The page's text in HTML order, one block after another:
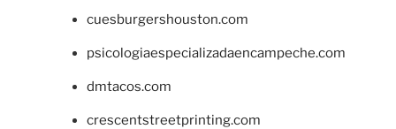
cuesburgershouston.com
psicologiaespecializadaencampeche.com
dmtacos.com
crescentstreetprinting.com